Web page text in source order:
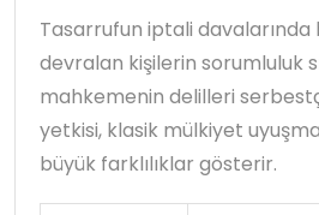
Tasarrufun iptali davalarında
devralan kişilerin sorumluluk
mahkemenin delilleri
yetkisi, klasik mülkiyet
büyük farklılıklar gösterir.